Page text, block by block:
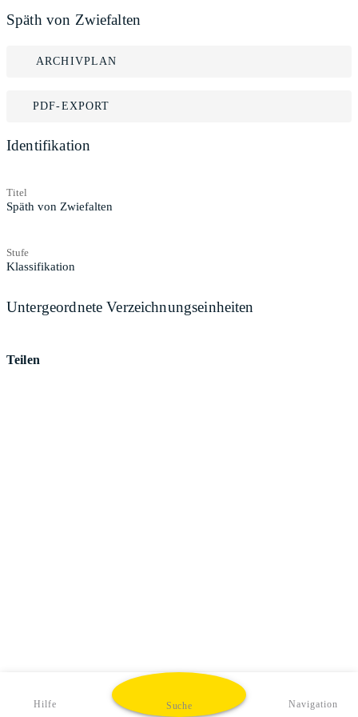
Späth von Zwiefalten
ARCHIVPLAN
PDF-EXPORT
Identifikation
Titel
Späth von Zwiefalten
Stufe
Klassifikation
Untergeordnete Verzeichnungseinheiten
Teilen
Hilfe Suche Navigation